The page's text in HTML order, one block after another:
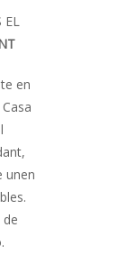
EL
en
unen